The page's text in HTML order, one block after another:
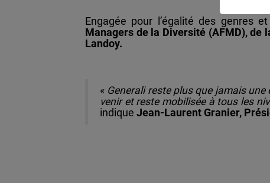
Engagée pour l’égalité des genres
Managers de la Diversité (AFMD), de
Landoy.
« Generali reste plus que jamais
venir et reste mobilisée à tous les
indique Jean-Laurent Granier,